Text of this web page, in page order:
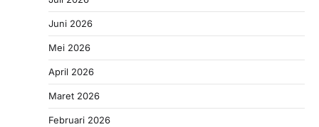
Juni 2026
Mei 2026
April 2026
Maret 2026
Februari 2026